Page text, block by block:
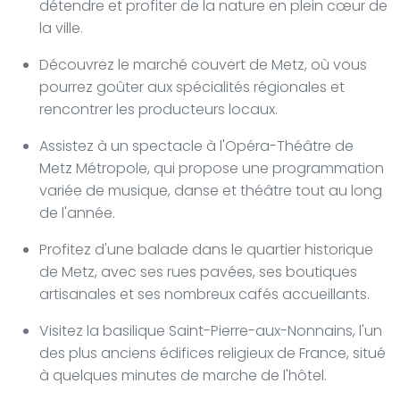
détendre et profiter de la nature en plein cœur de
la ville.
Découvrez le marché couvert de Metz, où vous
pourrez goûter aux spécialités régionales et
rencontrer les producteurs locaux.
Assistez à un spectacle à l'Opéra-Théâtre de
Metz Métropole, qui propose une programmation
variée de musique, danse et théâtre tout au long
de l'année.
Profitez d'une balade dans le quartier historique
de Metz, avec ses rues pavées, ses boutiques
artisanales et ses nombreux cafés accueillants.
Visitez la basilique Saint-Pierre-aux-Nonnains, l'un
des plus anciens édifices religieux de France, situé
à quelques minutes de marche de l'hôtel.